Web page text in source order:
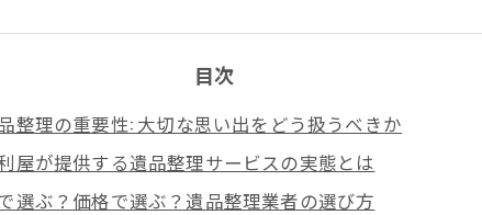
目次
整理の重要性: 大切な思い出をどう扱うべきか
屋が提供する遺品整理サービスの実態とは
選ぶ？価格で選ぶ？遺品整理業者の選び方